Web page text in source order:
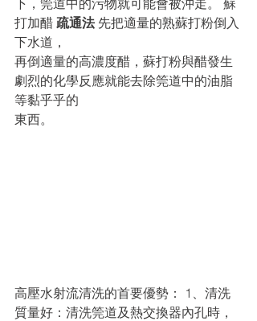
下，筦道中的污物就可能會被沖走。 蘇
打加醋 疏通法 先把適量的熟蘇打粉倒入
下水道，
再倒適量的高濃度醋，蘇打粉與醋發生
劇烈的化學反應就能去除筦道中的油脂
等黏乎乎的
東西。
高壓水射流清洗的首要優勢： 1、清洗
質量好：清洗筦道及熱交換器內孔時，